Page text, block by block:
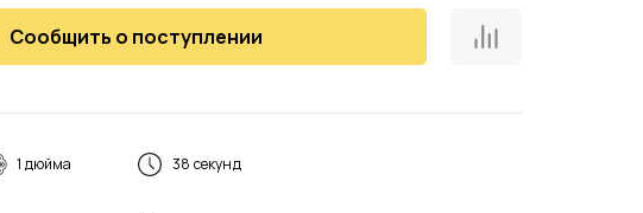
Сообщить о поступлении
1 дюйма 38 секунд